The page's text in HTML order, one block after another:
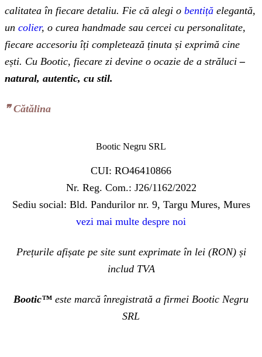
calitatea în fiecare detaliu. Fie că alegi o bentiță elegantă,
un colier, o curea handmade sau cercei cu personalitate,
fiecare accesoriu îți completează ținuta și exprimă cine
ești. Cu Bootic, fiecare zi devine o ocazie de a străluci –
natural, autentic, cu stil.
❞‬ Cătălina
Bootic Negru SRL
CUI: RO46410866
Nr. Reg. Com.: J26/1162/2022
Sediu social: Bld. Pandurilor nr. 9, Targu Mures, Mures
vezi mai multe despre noi
Prețurile afișate pe site sunt exprimate în lei (RON) și
includ TVA
Bootic™ este marcă înregistrată a firmei Bootic Negru
SRL